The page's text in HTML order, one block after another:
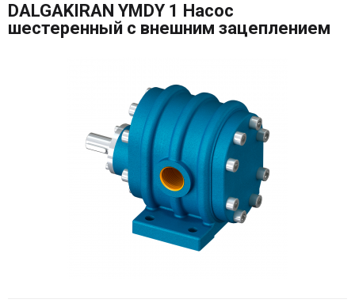
DALGAKIRAN YMDY 1 Насос
шестеренный с внешним зацеплением